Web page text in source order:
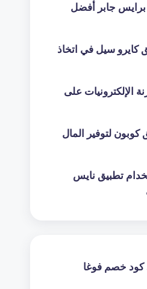
جابر أفضل
سيل في اتخاذ
الإلكترونيات على
لتوفير المال
تطبيق نايس
كود خصم فوغا